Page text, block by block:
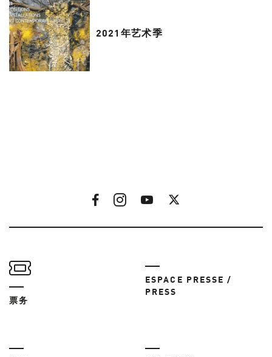
2021年艺术季
票务
ESPACE PRESSE /
PRESS